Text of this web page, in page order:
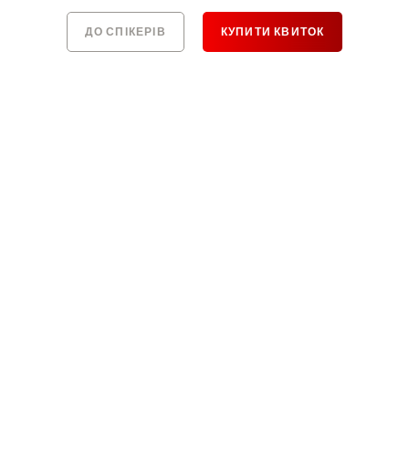
ДО СПІКЕРІВ КУПИТИ КВИТОК